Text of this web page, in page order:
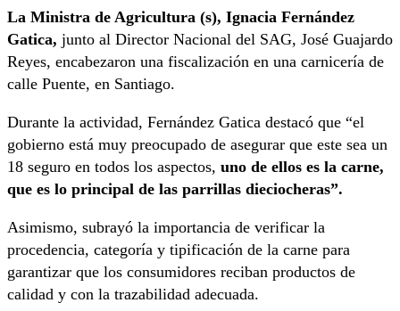
La Ministra de Agricultura (s), Ignacia Fernández
Gatica, junto al Director Nacional del SAG, José Guajardo
Reyes, encabezaron una fiscalización en una carnicería de
calle Puente, en Santiago.
Durante la actividad, Fernández Gatica destacó que “el
gobierno está muy preocupado de asegurar que este sea un
18 seguro en todos los aspectos, uno de ellos es la carne,
que es lo principal de las parrillas dieciocheras”.
Asimismo, subrayó la importancia de verificar la
procedencia, categoría y tipificación de la carne para
garantizar que los consumidores reciban productos de
calidad y con la trazabilidad adecuada.